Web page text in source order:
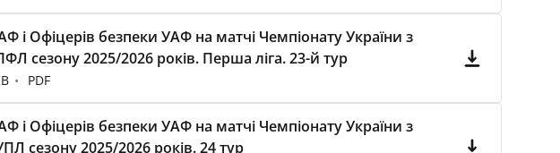
і Офіцерів безпеки УАФ на матчі Чемпіонату України з
сезону 2025/2026 років. Перша ліга. 23-й тур
PDF
і Офіцерів безпеки УАФ на матчі Чемпіонату України з
сезону 2025/2026 років. 24 тур